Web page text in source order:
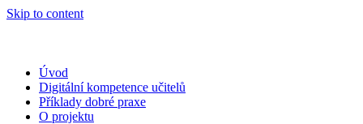
Skip to content
Úvod
Digitální kompetence učitelů
Příklady dobré praxe
O projektu